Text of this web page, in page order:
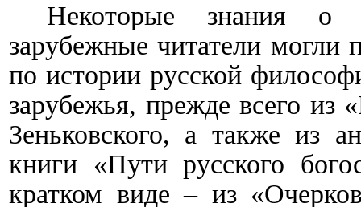
Некоторые знания о
зарубежные читатели могли
по истории русской
зарубежья, прежде всего
Зеньковского, а также из
книги «Пути русского
кратком виде – из